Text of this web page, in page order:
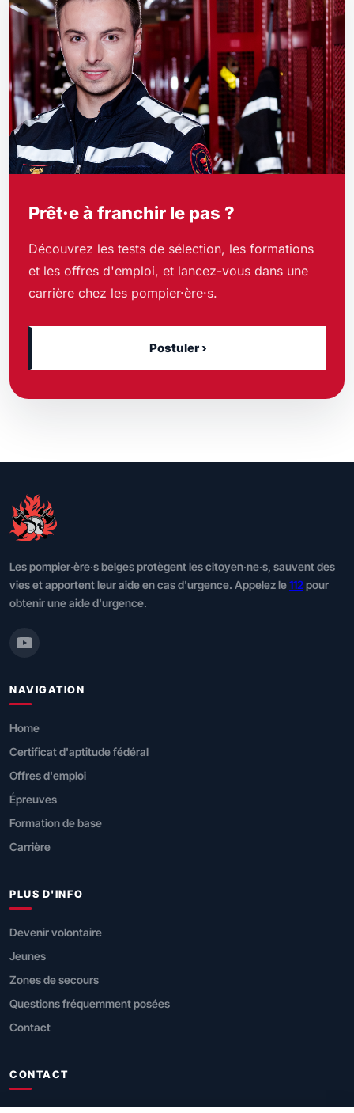
Prêt·e à franchir le pas ?
Découvrez les tests de sélection, les formations
et les offres d'emploi, et lancez-vous dans une
carrière chez les pompier·ère·s.
Postuler ›
Les pompier·ère·s belges protègent les citoyen·ne·s, sauvent des
vies et apportent leur aide en cas d'urgence. Appelez le112pour
obtenir une aide d'urgence.
NAVIGATION
Home
Certificat d'aptitude fédéral
Offres d'emploi
Épreuves
Formation de base
Carrière
PLUS D'INFO
Devenir volontaire
Jeunes
Zones de secours
Questions fréquemment posées
Contact
CONTACT